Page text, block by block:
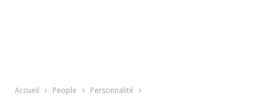
Accueil People Personnalité